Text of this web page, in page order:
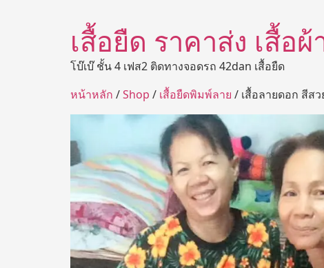
เสื้อยืด ราคาส่ง เสื้
โบ๊เบ๊ ชั้น 4 เฟส2 ติดทางจอดรถ 42dan เสื้อยืด
หน้าหลัก /Shop / เสื้อยืดพิมพ์ลาย / เสื้อลายดอก สีส